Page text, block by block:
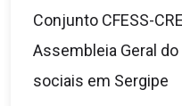
Conjunto CFESS-
Assembleia Geral
sociais em Sergipe